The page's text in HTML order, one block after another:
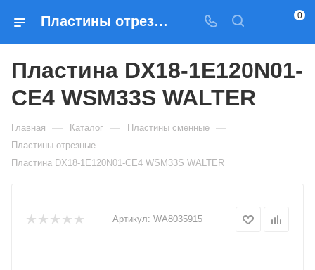
Пластины отрезные Пластина DX18-1E120N01-CE4 WSM33S WALTER — купить по выгодным ценам в Москве 0
Пластина DX18-1E120N01-
CE4 WSM33S WALTER
Главная — Каталог — Пластины сменные —
Пластины отрезные —
Пластина DX18-1E120N01-CE4 WSM33S WALTER
Артикул: WA8035915